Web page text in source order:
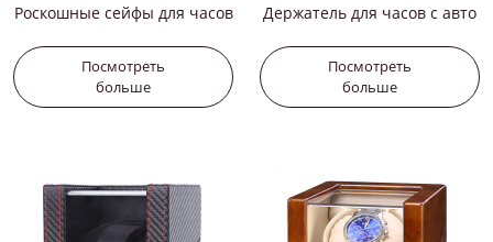
Роскошные сейфы для часов
Посмотреть
больше
Держатель для часов с авто
Посмотреть
больше